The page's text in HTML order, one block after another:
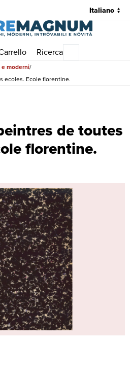
Ricerca
moderni
ecoles. Ecole florentine.
de toutes
florentine.
les ecoles. Ecole florentine. | Libri